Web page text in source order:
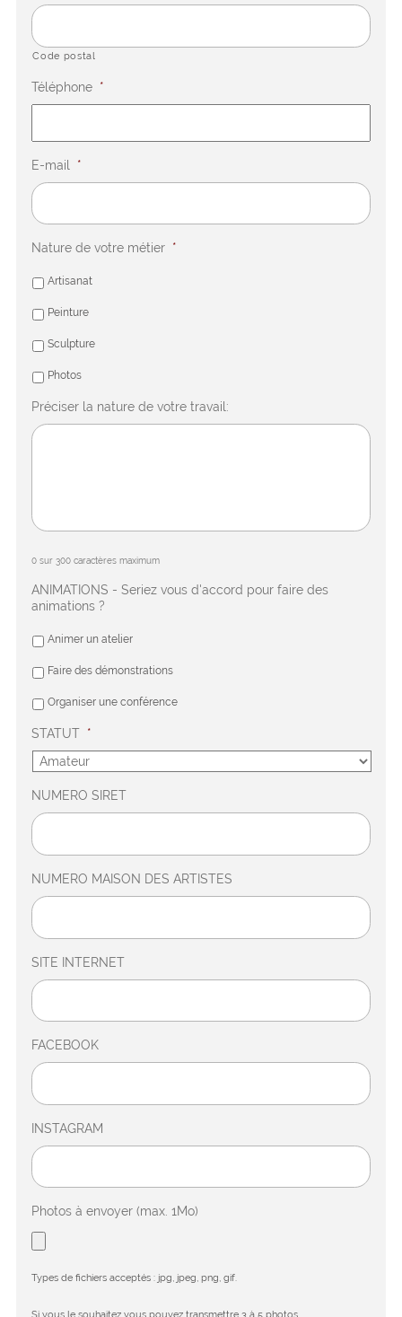
Code postal
Téléphone *
E-mail *
Nature de votre métier *
Artisanat
Peinture
Sculpture
Photos
Préciser la nature de votre travail:
0 sur 300 caractères maximum
ANIMATIONS - Seriez vous d'accord pour faire des
animations ?
Animer un atelier
Faire des démonstrations
Organiser une conférence
STATUT *
NUMERO SIRET
NUMERO MAISON DES ARTISTES
SITE INTERNET
FACEBOOK
INSTAGRAM
Photos à envoyer (max. 1Mo)
Types de fichiers acceptés : jpg, jpeg, png, gif.